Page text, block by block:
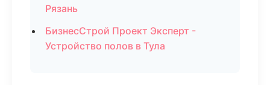
Рязань
БизнесСтрой Проект Эксперт -
Устройство полов в Тула